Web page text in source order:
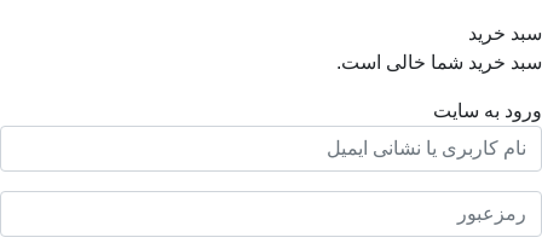
خرید
خرید شما خالی است.
به سایت